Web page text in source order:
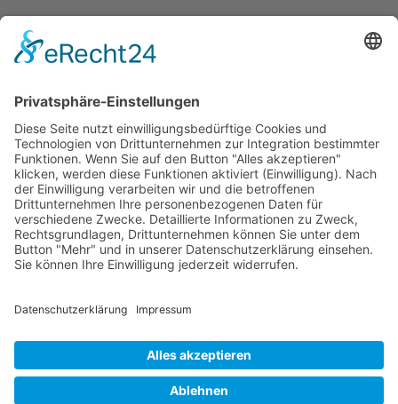
Dronus sichert sich 15 Millionen Dollar und treibt
den Aufbau autonomer Luftinfrastruktur voran
Wichtiges
Impressum
Datenschutz
Kooperation
Werbung
Presse- und Öffentlichkeitsarbeit
Aktuelles
Themenwelt
Geprüfter Franchisegeber